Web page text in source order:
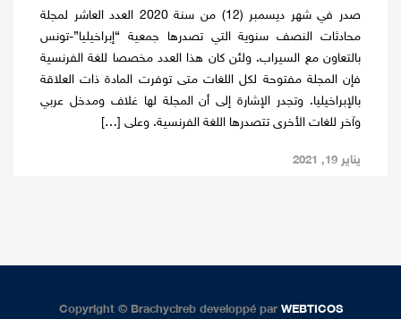
صدر في شهر ديسمبر (12) من سنة 2020 العدد العاشر لمجلة
محادثات النصف سنوية التي تصدرها جمعية “إبراخيليا”-تونس
بالتعاون مع السيراب. ولئن كان هذا العدد مخصصا للغة الفرنسية
فإن المجلة مفتوحة لكل اللغات متى توفرت المادة ذات العلاقة
بالإبراخيليا. وتجدر الإشارة إلى أن المجلة لها غلاف ومدخل عربي
وآخر للغات الأخرى تتصدرها اللغة الفرنسية. وعلى […]
يناير 19, 2021
Copyright © Brachycireb developpé parWEBTICOS